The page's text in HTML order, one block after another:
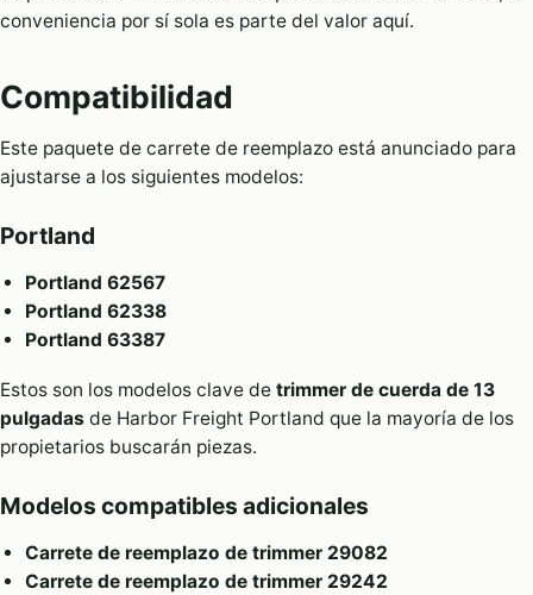
conveniencia por sí sola es parte del valor aquí.
Compatibilidad
Este paquete de carrete de reemplazo está anunciado para
ajustarse a los siguientes modelos:
Portland
Portland 62567
Portland 62338
Portland 63387
Estos son los modelos clave de trimmer de cuerda de 13
pulgadas de Harbor Freight Portland que la mayoría de los
propietarios buscarán piezas.
Modelos compatibles adicionales
Carrete de reemplazo de trimmer 29082
Carrete de reemplazo de trimmer 29242